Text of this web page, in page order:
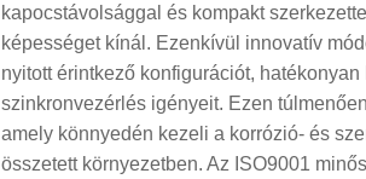
kapocstávolsággal és kompakt
képességet kínál. Ezenkívül innovatív
nyitott érintkező konfigurációt,
szinkronvezérlés igényeit. Ezen
amely könnyedén kezeli a korrózió- és
összetett környezetben. Az ISO9001